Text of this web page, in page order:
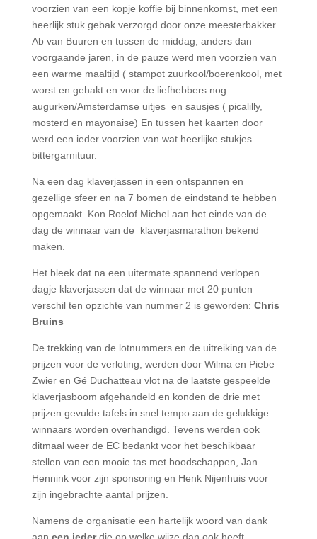
voorzien van een kopje koffie bij binnenkomst, met een
heerlijk stuk gebak verzorgd door onze meesterbakker
Ab van Buuren en tussen de middag, anders dan
voorgaande jaren, in de pauze werd men voorzien van
een warme maaltijd ( stampot zuurkool/boerenkool, met
worst en gehakt en voor de liefhebbers nog
augurken/Amsterdamse uitjes en sausjes ( picalilly,
mosterd en mayonaise) En tussen het kaarten door
werd een ieder voorzien van wat heerlijke stukjes
bittergarnituur.
Na een dag klaverjassen in een ontspannen en
gezellige sfeer en na 7 bomen de eindstand te hebben
opgemaakt. Kon Roelof Michel aan het einde van de
dag de winnaar van de klaverjasmarathon bekend
maken.
Het bleek dat na een uitermate spannend verlopen
dagje klaverjassen dat de winnaar met 20 punten
verschil ten opzichte van nummer 2 is geworden: Chris
Bruins
De trekking van de lotnummers en de uitreiking van de
prijzen voor de verloting, werden door Wilma en Piebe
Zwier en Gé Duchatteau vlot na de laatste gespeelde
klaverjasboom afgehandeld en konden de drie met
prijzen gevulde tafels in snel tempo aan de gelukkige
winnaars worden overhandigd. Tevens werden ook
ditmaal weer de EC bedankt voor het beschikbaar
stellen van een mooie tas met boodschappen, Jan
Hennink voor zijn sponsoring en Henk Nijenhuis voor
zijn ingebrachte aantal prijzen.
Namens de organisatie een hartelijk woord van dank